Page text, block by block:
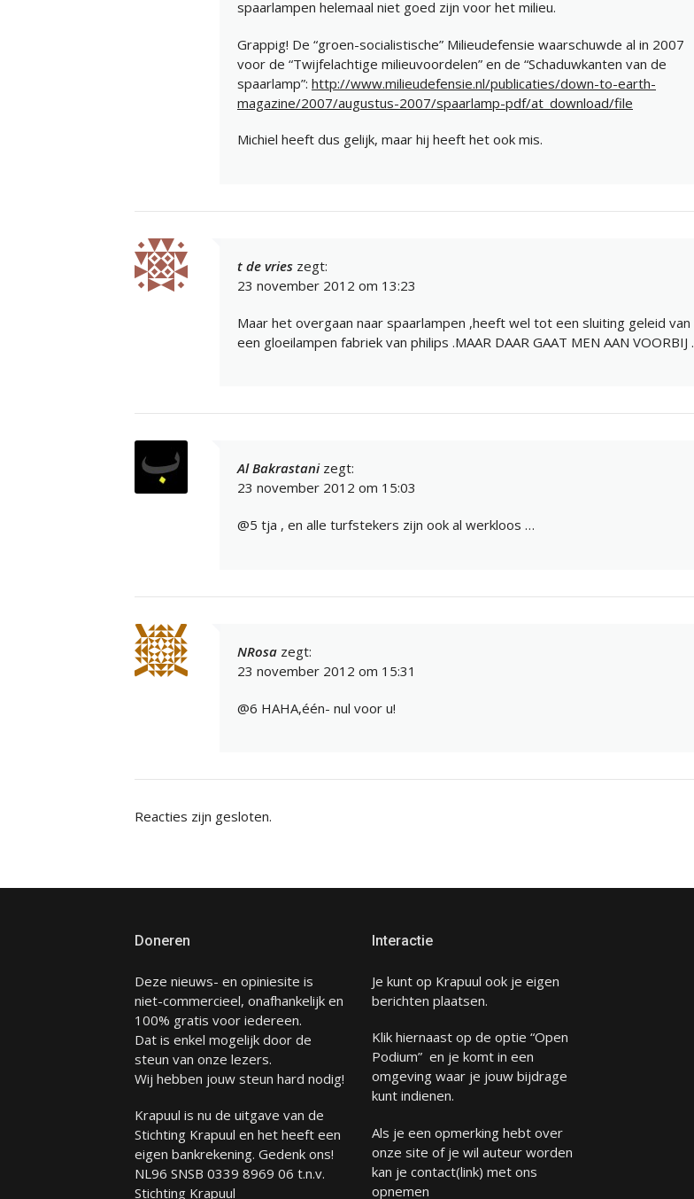
spaarlampen helemaal niet goed zijn voor het milieu.
Grappig! De “groen-socialistische” Milieudefensie waarschuwde al in 2007
voor de “Twijfelachtige milieuvoordelen” en de “Schaduwkanten van de
spaarlamp”: http://www.milieudefensie.nl/publicaties/down-to-earth-
magazine/2007/augustus-2007/spaarlamp-pdf/at_download/file
Michiel heeft dus gelijk, maar hij heeft het ook mis.
t de vries zegt:
23 november 2012 om 13:23
Maar het overgaan naar spaarlampen ,heeft wel tot een sluiting geleid van
een gloeilampen fabriek van philips .MAAR DAAR GAAT MEN AAN VOORBIJ .
Al Bakrastani zegt:
23 november 2012 om 15:03
@5 tja , en alle turfstekers zijn ook al werkloos …
NRosa zegt:
23 november 2012 om 15:31
@6 HAHA,één- nul voor u!
Reacties zijn gesloten.
Doneren
Deze nieuws- en opiniesite is
niet-commercieel, onafhankelijk en
100% gratis voor iedereen.
Dat is enkel mogelijk door de
steun van onze lezers.
Wij hebben jouw steun hard nodig!
Krapuul is nu de uitgave van de
Stichting Krapuul en het heeft een
eigen bankrekening. Gedenk ons!
NL96 SNSB 0339 8969 06 t.n.v.
Stichting Krapuul
Interactie
Je kunt op Krapuul ook je eigen
berichten plaatsen.
Klik hiernaast op de optie “Open
Podium” en je komt in een
omgeving waar je jouw bijdrage
kunt indienen.
Als je een opmerking hebt over
onze site of je wil auteur worden
kan je contact(link) met ons
opnemen